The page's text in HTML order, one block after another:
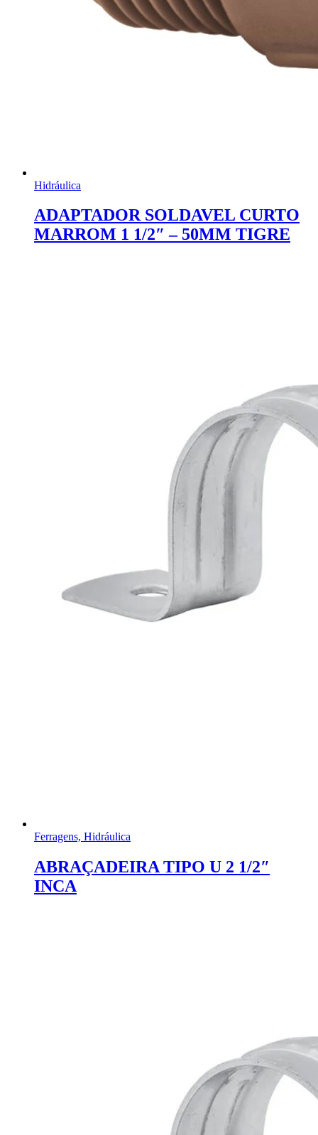
Hidráulica
ADAPTADOR SOLDAVEL CURTO
MARROM 1 1/2″ – 50MM TIGRE
Ferragens, Hidráulica
ABRAÇADEIRA TIPO U 2 1/2″
INCA